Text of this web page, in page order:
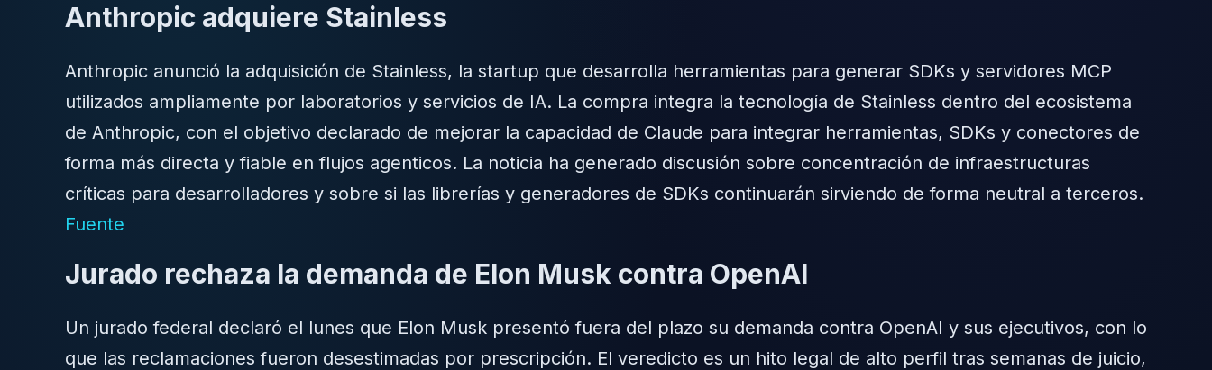
Anthropic adquiere Stainless
Anthropic anunció la adquisición de Stainless, la startup que desarrolla herramientas para generar SDKs y servidores MCP
utilizados ampliamente por laboratorios y servicios de IA. La compra integra la tecnología de Stainless dentro del ecosistema
de Anthropic, con el objetivo declarado de mejorar la capacidad de Claude para integrar herramientas, SDKs y conectores de
forma más directa y fiable en flujos agenticos. La noticia ha generado discusión sobre concentración de infraestructuras
críticas para desarrolladores y sobre si las librerías y generadores de SDKs continuarán sirviendo de forma neutral a terceros.
Fuente
Jurado rechaza la demanda de Elon Musk contra OpenAI
Un jurado federal declaró el lunes que Elon Musk presentó fuera del plazo su demanda contra OpenAI y sus ejecutivos, con lo
que las reclamaciones fueron desestimadas por prescripción. El veredicto es un hito legal de alto perfil tras semanas de juicio,